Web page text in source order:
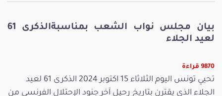
بيان مجلس نواب الشعب بمناسبةالذكرى 61
لعيد الجلاء
9870 قراءة
تحيي تونس اليوم الثلاثاء 15 اكتوبر 2024 الذكرى 61 لعيد
الجلاء الذي يقترن بتاريخ رحيل آخر جنود الإحتلال الفرنسي من